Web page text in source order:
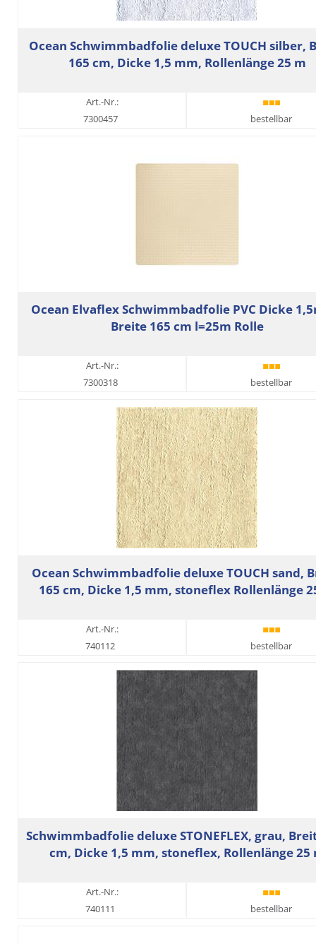
Ocean Schwimmbadfolie deluxe TOUCH silber,
165 cm, Dicke 1,5 mm, Rollenlänge 25 m
Art.-Nr.:
7300457
bestellbar
Ocean Elvaflex Schwimmbadfolie PVC Dicke
Breite 165 cm l=25m Rolle
Art.-Nr.:
7300318
bestellbar
Ocean Schwimmbadfolie deluxe TOUCH sand,
165 cm, Dicke 1,5 mm, stoneflex Rollenlänge
Art.-Nr.:
740112
bestellbar
Schwimmbadfolie deluxe STONEFLEX, grau,
cm, Dicke 1,5 mm, stoneflex, Rollenlänge 25
Art.-Nr.:
740111
bestellbar